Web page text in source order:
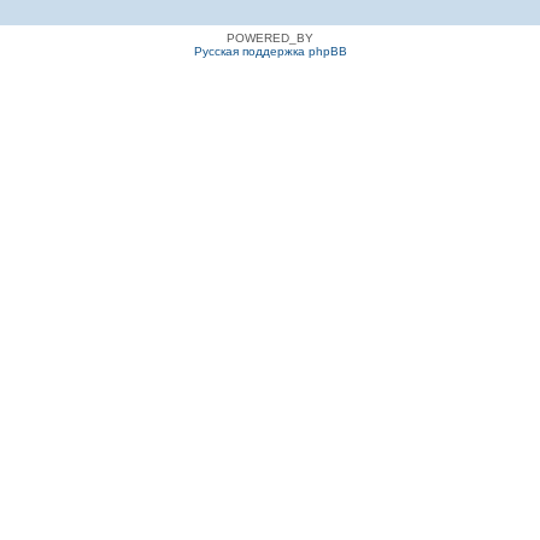
POWERED_BY
Русская поддержка phpBB